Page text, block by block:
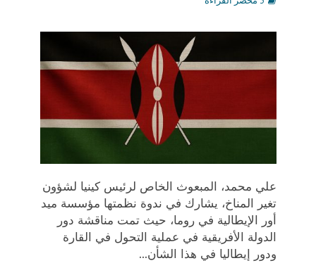
علي محمد، المبعوث الخاص لرئيس كينيا لشؤون
تغير المناخ، يشارك في ندوة نظمتها مؤسسة ميد
أور الإيطالية في روما، حيث تمت مناقشة دور
الدولة الأفريقية في عملية التحول في القارة
ودور إيطاليا في هذا الشأن...